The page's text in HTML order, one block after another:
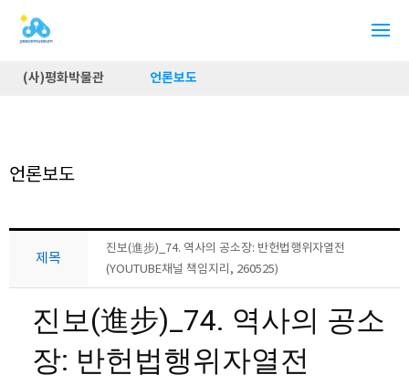
(사)평화박물관 언론보도
언론보도
제목
진보(進步)_74. 역사의 공소장: 반헌법행위자열전
(YOUTUBE채널 책임지리, 260525)
진보(進步)_74. 역사의 공소
장: 반헌법행위자열전